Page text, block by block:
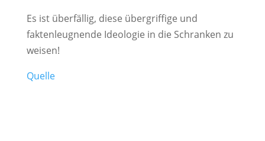
Es ist überfällig, diese übergriffige und
faktenleugnende Ideologie in die Schranken zu
weisen!
Quelle